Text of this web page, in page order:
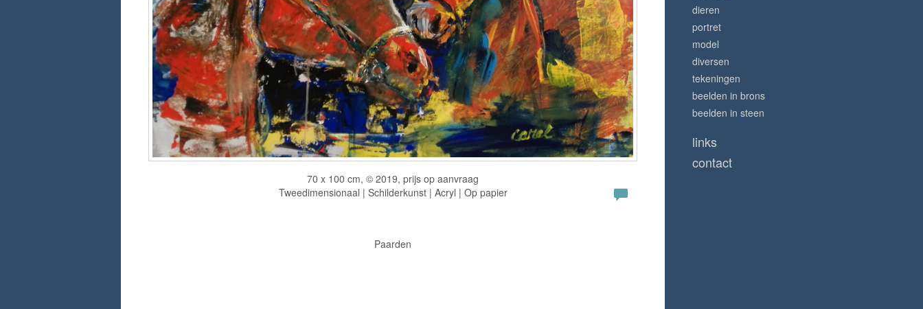
70 x 100 cm, © 2019, prijs op aanvraag
Tweedimensionaal | Schilderkunst | Acryl | Op papier
Paarden
dieren
portret
model
diversen
tekeningen
beelden in brons
beelden in steen
links
contact